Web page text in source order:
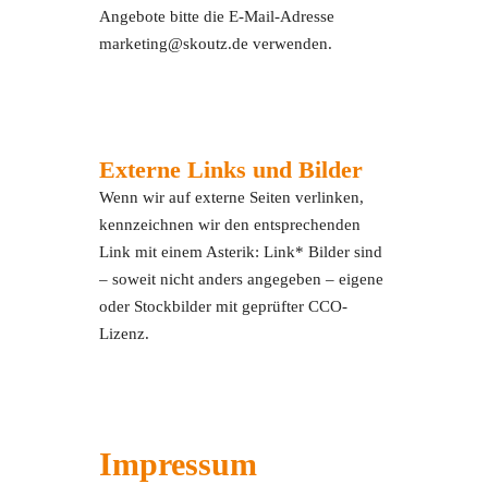
Angebote bitte die E-Mail-Adresse
marketing@skoutz.de verwenden.
Externe Links und Bilder
Wenn wir auf externe Seiten verlinken,
kennzeichnen wir den entsprechenden
Link mit einem Asterik: Link* Bilder sind
– soweit nicht anders angegeben – eigene
oder Stockbilder mit geprüfter CCO-
Lizenz.
Impressum